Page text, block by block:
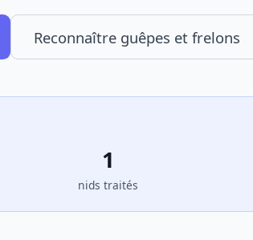
Reconnaître guêpes et frelons
1
nids traités